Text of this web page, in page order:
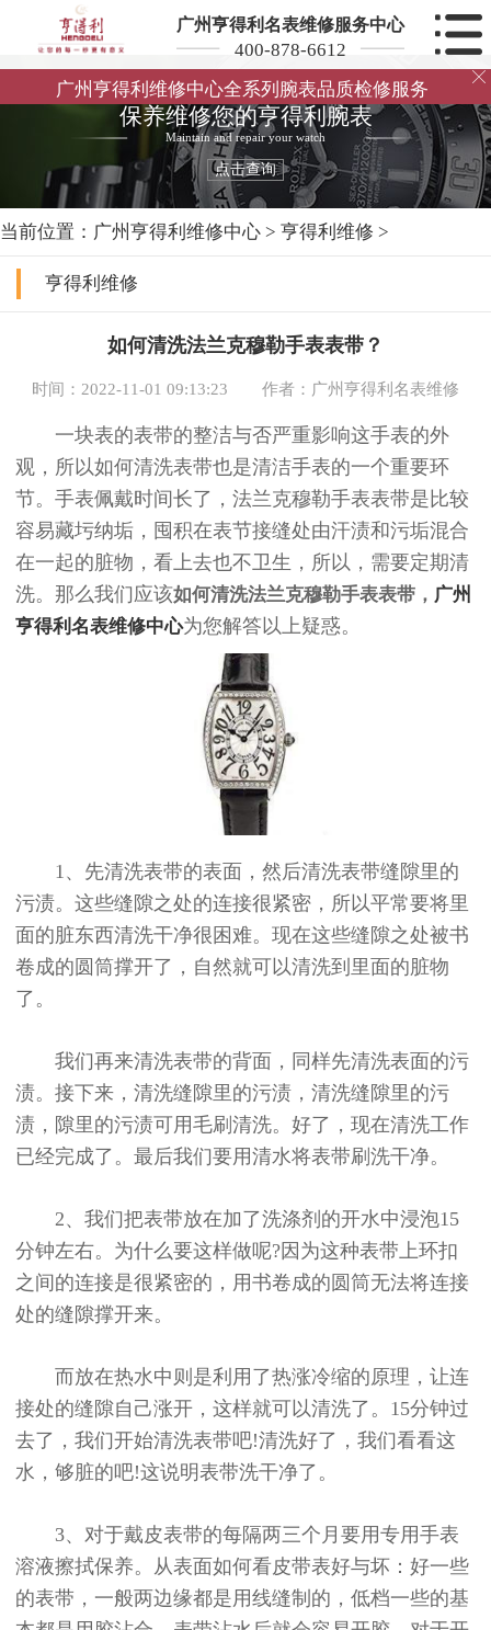
广州亨得利名表维修服务中心
400-878-6612
广州亨得利维修中心全系列腕表品质检修服务

保养维修您的亨得利腕表
Maintain and repair your watch
点击查询
当前位置： 广州亨得利维修中心 > 亨得利维修 >
亨得利维修
如何清洗法兰克穆勒手表表带？
时间：2022-11-01 09:13:23 作者：广州亨得利名表维修
一块表的表带的整洁与否严重影响这手表的外
观，所以如何清洗表带也是清洁手表的一个重要环
节。手表佩戴时间长了，法兰克穆勒手表表带是比较
容易藏圬纳垢，囤积在表节接缝处由汗渍和污垢混合
在一起的脏物，看上去也不卫生，所以，需要定期清
洗。那么我们应该如何清洗法兰克穆勒手表表带， 广州
亨得利名表维修中心为您解答以上疑惑。
1、先清洗表带的表面，然后清洗表带缝隙里的
污渍。这些缝隙之处的连接很紧密，所以平常要将里
面的脏东西清洗干净很困难。现在这些缝隙之处被书
卷成的圆筒撑开了，自然就可以清洗到里面的脏物
了。
我们再来清洗表带的背面，同样先清洗表面的污
渍。接下来，清洗缝隙里的污渍，清洗缝隙里的污
渍，隙里的污渍可用毛刷清洗。好了，现在清洗工作
已经完成了。最后我们要用清水将表带刷洗干净。
2、我们把表带放在加了洗涤剂的开水中浸泡15
分钟左右。为什么要这样做呢?因为这种表带上环扣
之间的连接是很紧密的，用书卷成的圆筒无法将连接
处的缝隙撑开来。
而放在热水中则是利用了热涨冷缩的原理，让连
接处的缝隙自己涨开，这样就可以清洗了。15分钟过
去了，我们开始清洗表带吧!清洗好了，我们看看这
水，够脏的吧!这说明表带洗干净了。
3、对于戴皮表带的每隔两三个月要用专用手表
溶液擦拭保养。从表面如何看皮带表好与坏：好一些
的表带，一般两边缘都是用线缝制的，低档一些的基